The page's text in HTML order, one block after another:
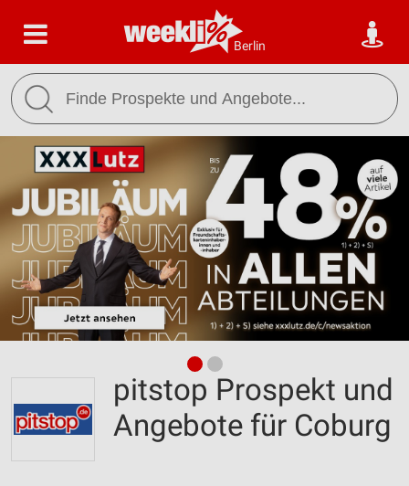
Berlin
pitstop Prospekt und
Angebote für Coburg